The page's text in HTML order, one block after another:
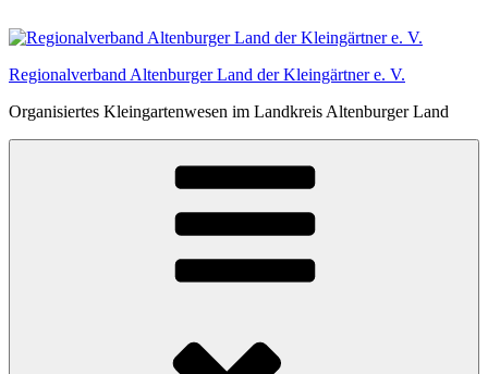
Inhalt
Regionalverband Altenburger Land der Kleingärtner e. V.
Organisiertes Kleingartenwesen im Landkreis Altenburger Land